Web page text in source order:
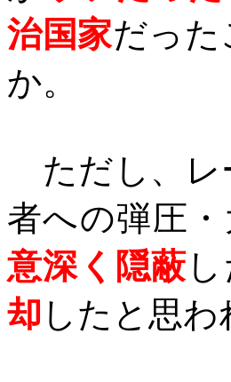
治国家だっ
か。
ただし、レ
者への弾圧
意深く隠蔽
却 したと思わ